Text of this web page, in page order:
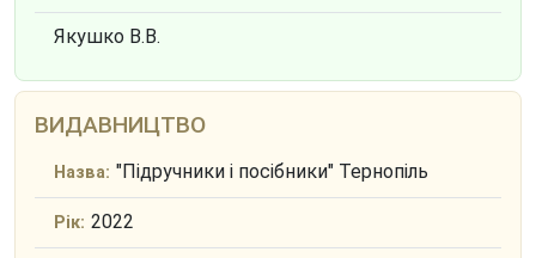
Якушко В.В.
ВИДАВНИЦТВО
Назва: "Підручники і посібники" Тернопіль
Рік: 2022